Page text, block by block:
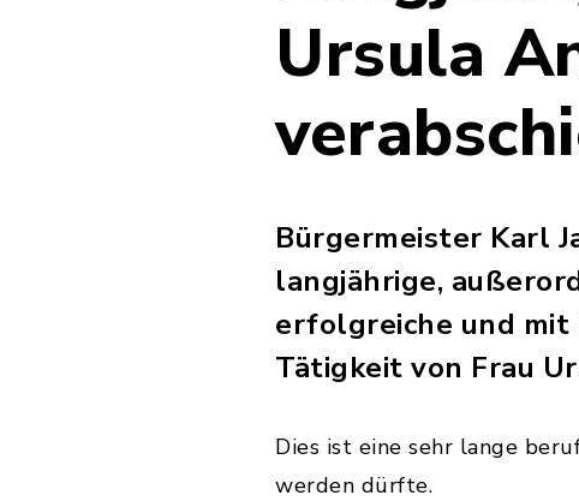
Ursula
Bürgermeister Karl
langjährige,
erfolgreiche und
Tätigkeit von Frau
Dies ist eine sehr lange
werden dürfte.